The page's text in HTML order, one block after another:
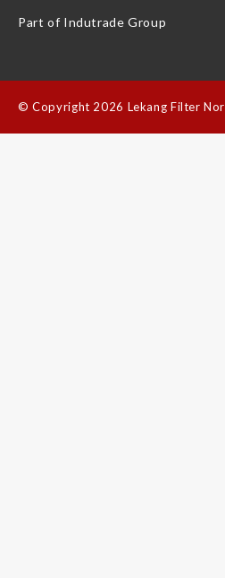
Part of Indutrade Group
© Copyright 2026 Lekang Filter